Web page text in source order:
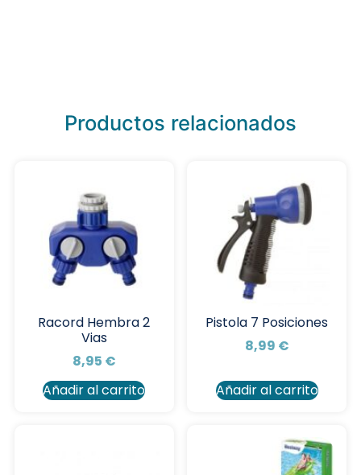
Productos relacionados
Racord Hembra 2
Vias
8,95 €
Añadir al carrito
Pistola 7 Posiciones
8,99 €
Añadir al carrito